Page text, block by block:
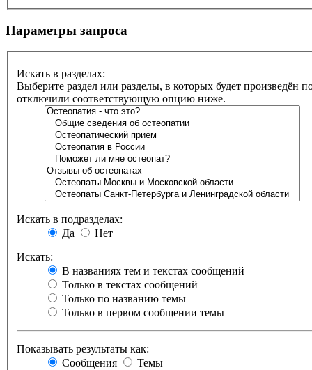
Параметры запроса
Искать в разделах:
Выберите раздел или разделы, в которых будет произведён
отключили соответствующую опцию ниже.
Искать в подразделах:
Да
Нет
Искать:
В названиях тем и текстах сообщений
Только в текстах сообщений
Только по названию темы
Только в первом сообщении темы
Показывать результаты как:
Сообщения
Темы